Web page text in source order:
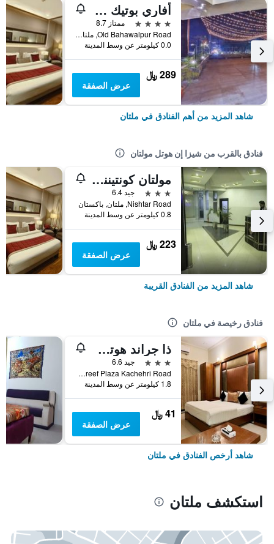
أفاري بوتيك مولتان
4 نجوم
ممتاز 8.7
Old Bahawalpur Road, ملتان, باكستان
0.0 كيلومتر عن وسط المدينة
289 ﷼
عرض الصفقة
شاهد المزيد من أهم الفنادق في ملتان
فنادق بالقرب من شيزا إن هوتل مولتان
مولتان كونتيننتال هوتل
3 نجوم
جيد 6.4
Nishtar Road, ملتان, باكستان
0.8 كيلومتر عن وسط المدينة
223 ﷼
عرض الصفقة
شاهد المزيد من الفنادق القريبة
فنادق رخيصة في ملتان
ذا جراند هوتل مولتان
3 نجوم
جيد 6.6
Opposite Shareef Plaza Kachehri Road, ملتان, باكستان
1.8 كيلومتر عن وسط المدينة
41 ﷼
عرض الصفقة
شاهد أرخص الفنادق في ملتان
استكشف ملتان